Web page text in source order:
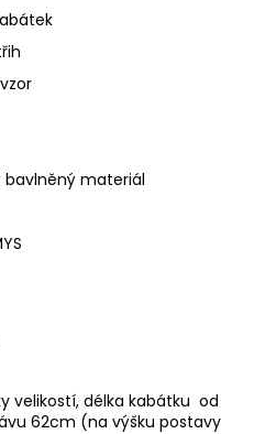
materiál
velikostí, délka kabátku od
62cm (na výšku postavy